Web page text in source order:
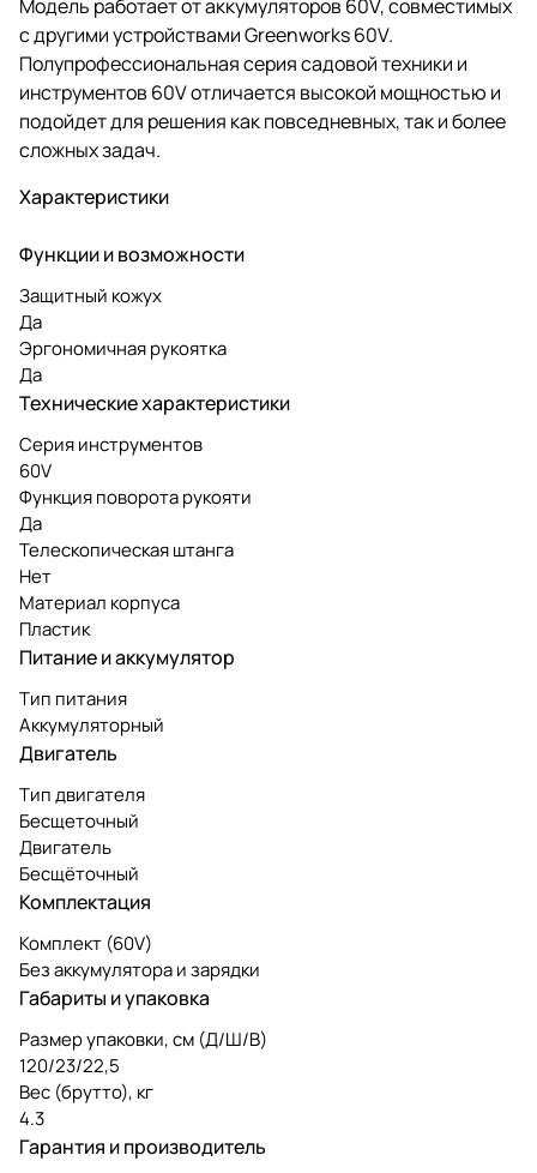
Модель работает от аккумуляторов 60V, совместимых
с другими устройствами Greenworks 60V.
Полупрофессиональная серия садовой техники и
инструментов 60V отличается высокой мощностью и
подойдет для решения как повседневных, так и более
сложных задач.
Характеристики
Функции и возможности
Защитный кожух
Да
Эргономичная рукоятка
Да
Технические характеристики
Серия инструментов
60V
Функция поворота рукояти
Да
Телескопическая штанга
Нет
Материал корпуса
Пластик
Питание и аккумулятор
Тип питания
Аккумуляторный
Двигатель
Тип двигателя
Бесщеточный
Двигатель
Бесщёточный
Комплектация
Комплект (60V)
Без аккумулятора и зарядки
Габариты и упаковка
Размер упаковки, см (Д/Ш/В)
120/23/22,5
Вес (брутто), кг
4.3
Гарантия и производитель